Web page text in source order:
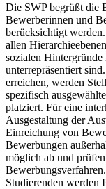
Die SWP begrüßt die
Bewerberinnen und
berücksichtigt
allen
sozialen
unterrepräsentiert
erreichen, werden
spezifisch
platziert. Für eine
Ausgestaltung der
Einreichung von
Bewerbungen
möglich ab und
Studierenden werden